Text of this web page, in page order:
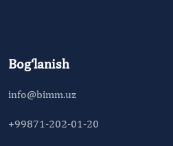
Bog‘lanish
info@bimm.uz
+99871-202-01-20